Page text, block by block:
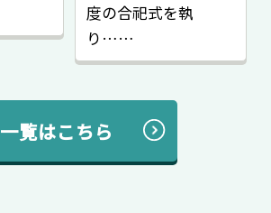
度の合祀式を執
り……
一覧はこちら